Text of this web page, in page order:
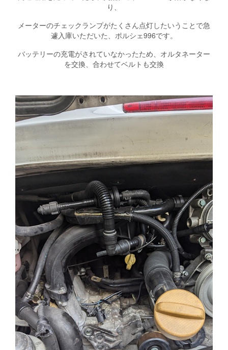
り、
メーターのチェックランプがたくさん点灯したいうことで急
遽入庫いただいた、ポルシェ996です。
バッテリーの充電がされていなかったため、オルタネーター
を交換、合わせてベルトも交換